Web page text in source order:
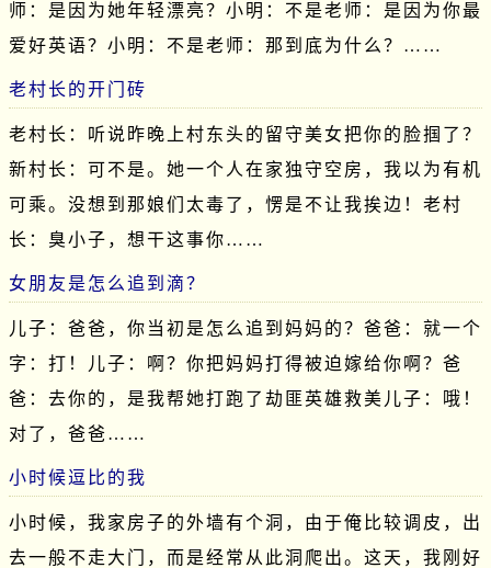
师：是因为她年轻漂亮？小明：不是老师：是因为你最
爱好英语？小明：不是老师：那到底为什么？……
老村长的开门砖
老村长：听说昨晚上村东头的留守美女把你的脸掴了？
新村长：可不是。她一个人在家独守空房，我以为有机
可乘。没想到那娘们太毒了，愣是不让我挨边！老村
长：臭小子，想干这事你……
女朋友是怎么追到滴？
儿子：爸爸，你当初是怎么追到妈妈的？爸爸：就一个
字：打！儿子：啊？你把妈妈打得被迫嫁给你啊？爸
爸：去你的，是我帮她打跑了劫匪英雄救美儿子：哦！
对了，爸爸……
小时候逗比的我
小时候，我家房子的外墙有个洞，由于俺比较调皮，出
去一般不走大门，而是经常从此洞爬出。这天，我刚好